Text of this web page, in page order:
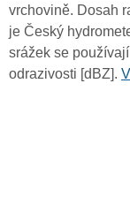
vrchovině. Dosah
je Český
srážek se
odrazivosti [dBZ].